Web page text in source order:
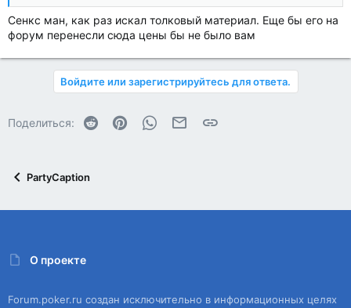
Сенкс ман, как раз искал толковый материал. Еще бы его на
форум перенесли сюда цены бы не было вам
Войдите или зарегистрируйтесь для ответа.
Поделиться: Reddit PinterestWhatsAppЭлектронная почта
Ссылка
PartyCaption
О проекте
Forum.poker.ru создан исключительно в информационных целях